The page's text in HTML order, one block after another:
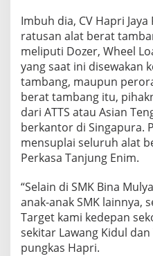
Imbuh dia, CV Hapri
ratusan alat berat
meliputi Dozer, Wheel
yang saat ini disewakan
tambang, maupun
berat tambang itu,
dari ATTS atau Asian
berkantor di Singapura.
mensuplai seluruh alat
Perkasa Tanjung Enim.
“Selain di SMK Bina
anak-anak SMK lainnya,
Target kami kedepan
sekitar Lawang Kidul
pungkas Hapri.